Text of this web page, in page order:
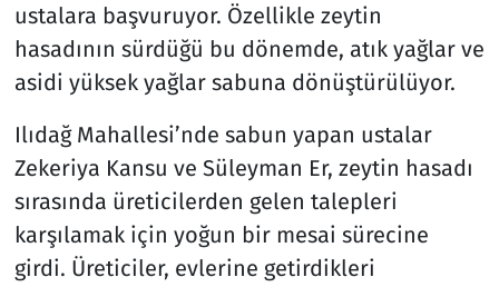
ustalara başvuruyor. Özellikle zeytin
hasadının sürdüğü bu dönemde, atık yağlar ve
asidi yüksek yağlar sabuna dönüştürülüyor.
Ilıdağ Mahallesi’nde sabun yapan ustalar
Zekeriya Kansu ve Süleyman Er, zeytin hasadı
sırasında üreticilerden gelen talepleri
karşılamak için yoğun bir mesai sürecine
girdi. Üreticiler, evlerine getirdikleri